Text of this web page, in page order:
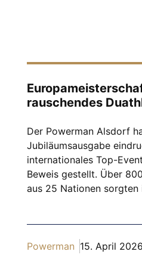
rauschendes
Der Powerman Alsdorf
Jubiläumsausgabe
internationales Top-
Beweis gestellt. Über
aus 25 Nationen
Powerman 15. April 2026